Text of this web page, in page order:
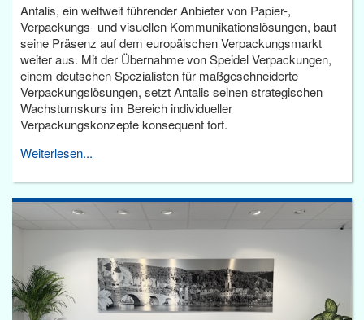
Antalis, ein weltweit führender Anbieter von Papier-,
Verpackungs- und visuellen Kommunikationslösungen, baut
seine Präsenz auf dem europäischen Verpackungsmarkt
weiter aus. Mit der Übernahme von Speidel Verpackungen,
einem deutschen Spezialisten für maßgeschneiderte
Verpackungslösungen, setzt Antalis seinen strategischen
Wachstumskurs im Bereich individueller
Verpackungskonzepte konsequent fort.
Weiterlesen...